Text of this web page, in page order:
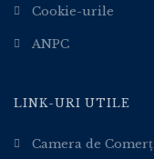
Cookie-urile
ANPC
LINK-URI UTILE
Camera de